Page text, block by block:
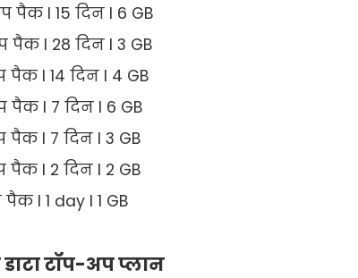
पैक I 15 दिन I 6 GB
पैक I 28 दिन I 3 GB
पैक I 14 दिन I 4 GB
पैक I 7 दिन I 6 GB
पैक I 7 दिन I 3 GB
पैक I 2 दिन I 2 GB
पैक I 1 day I 1 GB
टॉप-अप प्लान